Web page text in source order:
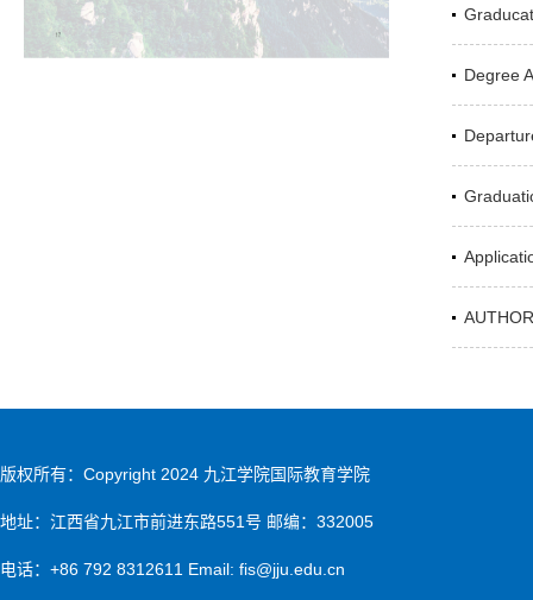
Degree
版权所有：Copyright 2024 九江学院国际教育学院
地址：江西省九江市前进东路551号 邮编：332005
电话：+86 792 8312611 Email: fis@jju.edu.cn